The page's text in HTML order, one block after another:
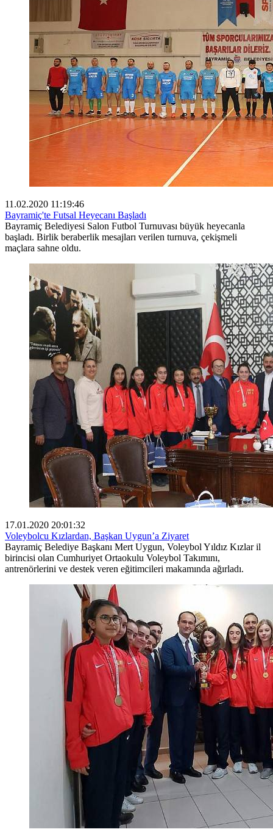
11.02.2020 11:19:46
Bayramiç'te Futsal Heyecanı Başladı
Bayramiç Belediyesi Salon Futbol Turnuvası büyük heyecanla
başladı. Birlik beraberlik mesajları verilen turnuva, çekişmeli
maçlara sahne oldu.
17.01.2020 20:01:32
Voleybolcu Kızlardan, Başkan Uygun’a Ziyaret
Bayramiç Belediye Başkanı Mert Uygun, Voleybol Yıldız Kızlar il
birincisi olan Cumhuriyet Ortaokulu Voleybol Takımını,
antrenörlerini ve destek veren eğitimcileri makamında ağırladı.